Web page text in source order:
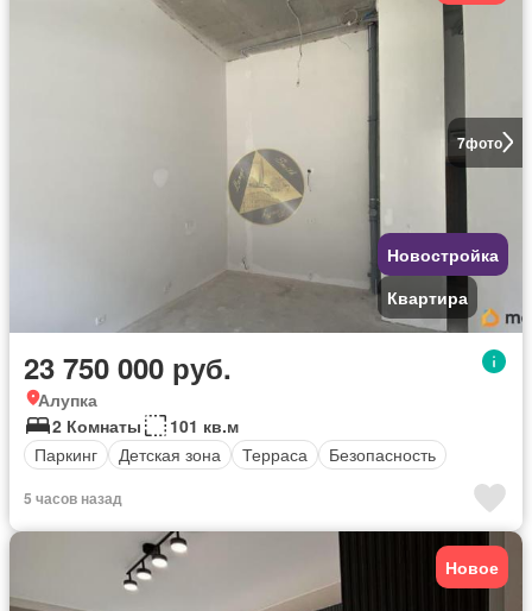
7фото
Новостройка
Квартира
23 750 000 руб.
Алупка
2 Комнаты
101 кв.м
Паркинг
Детская зона Терраса Безопасность
5 часов назад
Новое